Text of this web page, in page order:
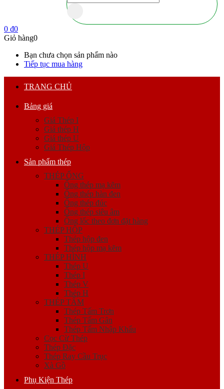
0 ₫0
Giỏ hàng0
Bạn chưa chọn sản phẩm nào
Tiếp tục mua hàng
TRANG CHỦ
Bảng giá
Giá Thép I
Giá thép H
Giá thép U
Giá Thép Hộp
Sản phẩm thép
THÉP ỐNG
Ống thép mạ kẽm
Ống thép hàn đen
Ống thép đúc
Ống thép siêu âm
Ống lốc theo đơn đặt hàng
THÉP HỘP
Thép hộp đen
Thép hộp mạ kẽm
THÉP HÌNH
Thép U
Thép I
Thép V
Thép H
THÉP TẤM
Thép Tấm Trơn
Thép Tấm Gân
Thép Tấm Nhập Khẩu
Cọc Cừ Thép
Thép Đặc
Thép Ray Cầu Trục
Xà Gồ
Phụ Kiện Thép